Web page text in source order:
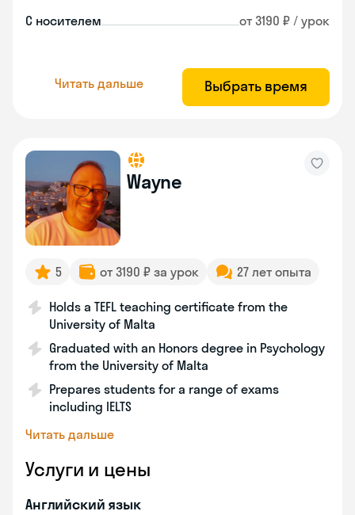
С носителем от 3190 ₽ / урок
Читать дальше Выбрать время
Wayne
5 от 3190 ₽ за урок 27 лет опыта
Holds a TEFL teaching certificate from the
University of Malta
Graduated with an Honors degree in Psychology
from the University of Malta
Prepares students for a range of exams
including IELTS
Читать дальше
Услуги и цены
Английский язык